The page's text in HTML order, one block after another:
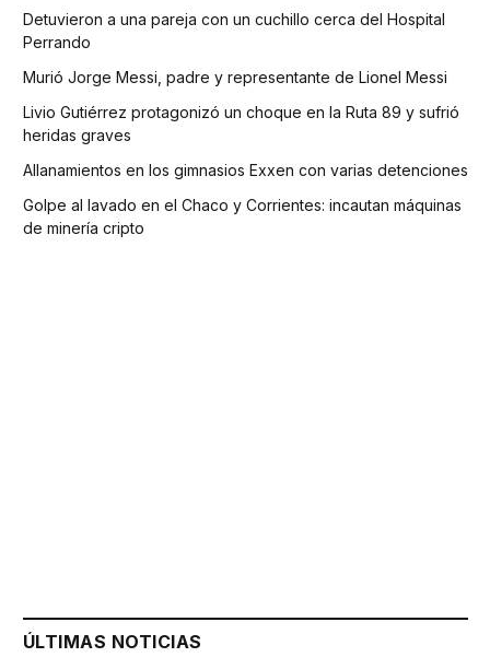
Detuvieron a una pareja con un cuchillo cerca del Hospital
Perrando
Murió Jorge Messi, padre y representante de Lionel Messi
Livio Gutiérrez protagonizó un choque en la Ruta 89 y sufrió
heridas graves
Allanamientos en los gimnasios Exxen con varias detenciones
Golpe al lavado en el Chaco y Corrientes: incautan máquinas
de minería cripto
ÚLTIMAS NOTICIAS